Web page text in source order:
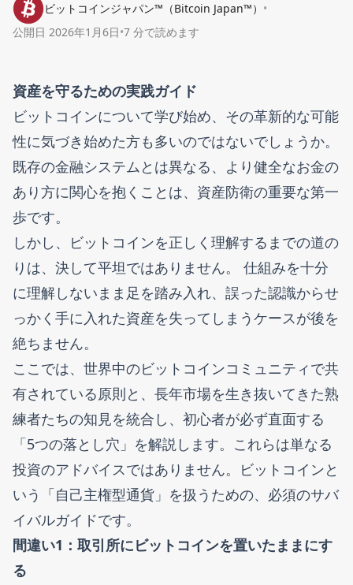
ビットコインジャパン™（Bitcoin Japan™） •
公開日 2026年1月6日•7 分で読めます
資産を守るための実践ガイド
ビットコインについて学び始め、その革新的な可能
性に気づき始めた方も多いのではないでしょうか。
既存の金融システムとは異なる、より健全なお金の
あり方に関心を抱くことは、資産防衛の重要な第一
歩です。
しかし、ビットコインを正しく理解するまでの道の
りは、決して平坦ではありません。 仕組みを十分
に理解しないまま足を踏み入れ、誤った認識からせ
っかく手に入れた資産を失ってしまうケースが後を
絶ちません。
ここでは、世界中のビットコインコミュニティで共
有されている原則と、長年市場を生き抜いてきた熟
練者たちの知見を統合し、初心者が必ず直面する
「5つの落とし穴」を解説します。これらは単なる
投資のアドバイスではありません。ビットコインと
いう「自己主権型通貨」を扱うための、必須のサバ
イバルガイドです。
間違い1：取引所にビットコインを置いたままにす
る